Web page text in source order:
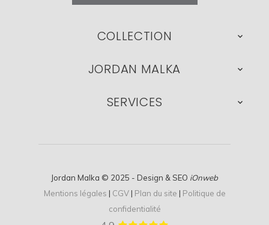
COLLECTION 
JORDAN MALKA 
SERVICES 
Jordan Malka © 2025 - Design & SEO iOnweb
Mentions légales | CGV| Plan du site | Politique de
confidentialité